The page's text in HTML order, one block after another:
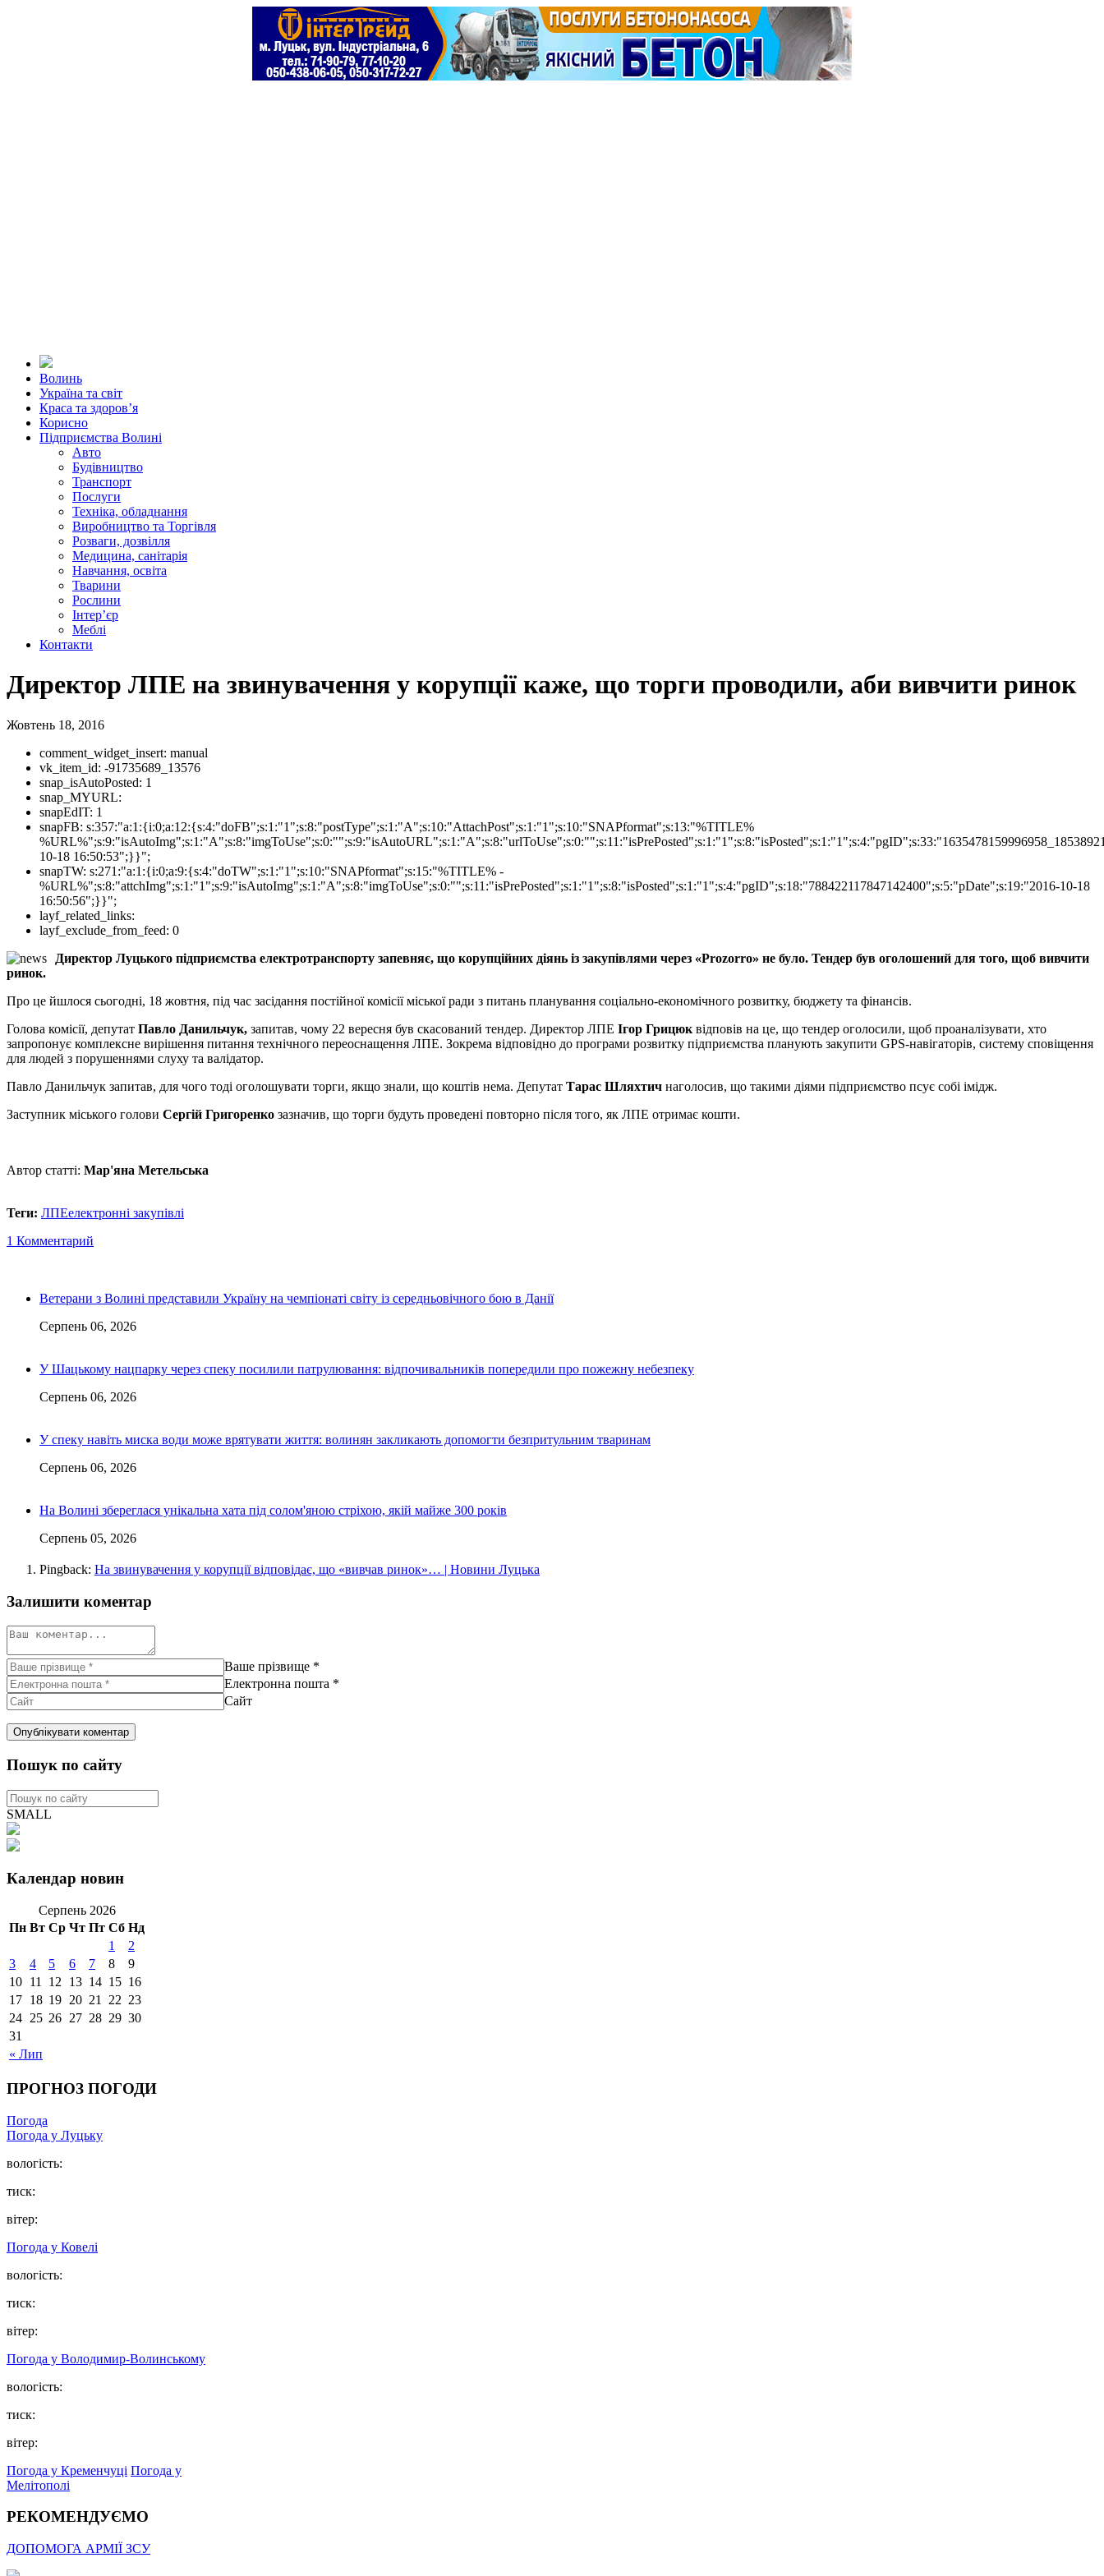
Волинь
Україна та світ
Краса та здоров’я
Корисно
Підприємства Волині
Авто
Будівництво
Транспорт
Послуги
Техніка, обладнання
Виробництво та Торгівля
Розваги, дозвілля
Медицина, санітарія
Навчання, освіта
Тварини
Рослини
Інтер’єр
Меблі
Контакти
Директор ЛПЕ на звинувачення у корупції каже, що торги проводили, аби вивчити ринок
Жовтень 18, 2016
comment_widget_insert: manual
vk_item_id: -91735689_13576
snap_isAutoPosted: 1
snap_MYURL:
snapEdIT: 1
snapFB: s:357:"a:1:{i:0;a:12:{s:4:"doFB";s:1:"1";s:8:"postType";s:1:"A";s:10:"AttachPost";s:1:"1";s:10:"SNAPformat";s:13:"%TITLE%
10-18 16:50:53";}}";
snapTW: s:271:"a:1:{i:0;a:9:{s:4:"doTW";s:1:"1";s:10:"SNAPformat";s:15:"%TITLE% -
%URL%";s:8:"attchImg";s:1:"1";s:9:"isAutoImg";s:1:"A";s:8:"imgToUse";s:0:"";s:11:"isPrePosted";s:1:"1";s:8:"isPosted";s:1:"1";s:4:"pgID";s:18:"788422117847142400";s:5:"pDate";s:19:"2016-10-18
16:50:56";}}";
layf_related_links:
layf_exclude_from_feed: 0
Директор Луцького підприємства електротранспорту запевняє, що корупційних діянь із закупівлями через «Prozorro» не було. Тендер був оголошений для того, щоб вивчити
ринок.
Про це йшлося сьогодні, 18 жовтня, під час засідання постійної комісії міської ради з питань планування соціально-економічного розвитку, бюджету та фінансів.
Голова комісії, депутат Павло Данильчук, запитав, чому 22 вересня був скасований тендер. Директор ЛПЕ Ігор Грицюк відповів на це, що тендер оголосили, щоб проаналізувати, хто
запропонує комплексне вирішення питання технічного переоснащення ЛПЕ. Зокрема відповідно до програми розвитку підприємства планують закупити GPS-навігаторів, систему сповіщення
для людей з порушеннями слуху та валідатор.
Павло Данильчук запитав, для чого тоді оголошувати торги, якщо знали, що коштів нема. Депутат Тарас Шляхтич наголосив, що такими діями підприємство псує собі імідж.
Заступник міського голови Сергій Григоренко зазначив, що торги будуть проведені повторно після того, як ЛПЕ отримає кошти.
Автор статті: Мар'яна Метельська
Теги: ЛПЕелектронні закупівлі
1 Комментарий
Ветерани з Волині представили Україну на чемпіонаті світу із середньовічного бою в Данії
Серпень 06, 2026
У Шацькому нацпарку через спеку посилили патрулювання: відпочивальників попередили про пожежну небезпеку
Серпень 06, 2026
У спеку навіть миска води може врятувати життя: волинян закликають допомогти безпритульним тваринам
Серпень 06, 2026
На Волині збереглася унікальна хата під солом'яною стріхою, якій майже 300 років
Серпень 05, 2026
Pingback: На звинувачення у корупції відповідає, що «вивчав ринок»… | Новини Луцька
Залишити коментар
Ваше прізвище *
Електронна пошта *
Сайт
Пошук по сайту
SMALL
Календар новин
Серпень 2026
Пн Вт Ср Чт Пт Сб Нд
« Лип
1
2
3
4 5 6 7 8
9
10 11 12 13 14 15 16
17 18 19 20 21 22 23
24 25 26 27 28 29 30
31
ПРОГНОЗ ПОГОДИ
Погода
Погода у Луцьку
вологість:
тиск:
вітер:
Погода у Ковелі
вологість:
тиск:
вітер:
Погода у Володимир-Волинському
вологість:
тиск:
вітер:
Погода у Кременчуці Погода у
Мелітополі
РЕКОМЕНДУЄМО
ДОПОМОГА АРМІЇ ЗСУ